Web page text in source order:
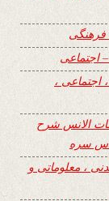
فرهنگی
اجتماعی
اجتماعی ،
الانس شرح
سره
، معلوماتی و